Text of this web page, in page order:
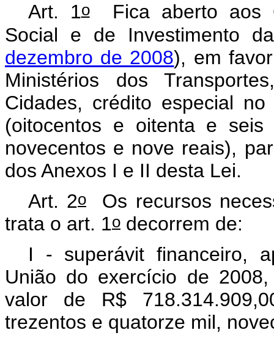
Art. 1oFica aberto aos
Social e de Investimento
dezembro de 2008), em
Ministérios dos
Cidades, crédito especial
(oitocentos e oitenta e
novecentos e nove reais),
dos Anexos I e II desta Lei.
Art. 2oOs recursos
trata o art. 1o decorrem de:
I - superávit financeiro,
União do exercício de
valor de R$
trezentos e quatorze mil,